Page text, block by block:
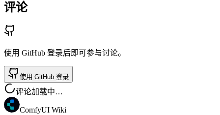
评论
使用 GitHub 登录后即可参与讨论。
使用 GitHub 登录
评论加载中…
ComfyUI Wiki